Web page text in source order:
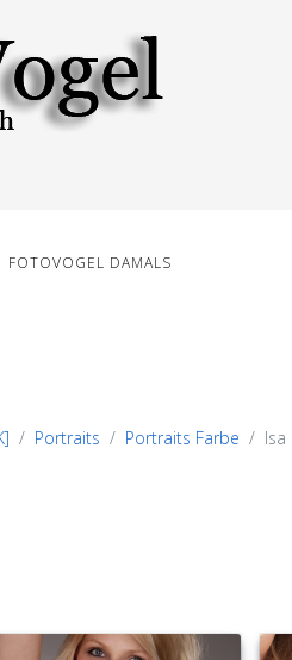
FOTOVOGEL DAMALS
Portraits Portraits Farbe Isa